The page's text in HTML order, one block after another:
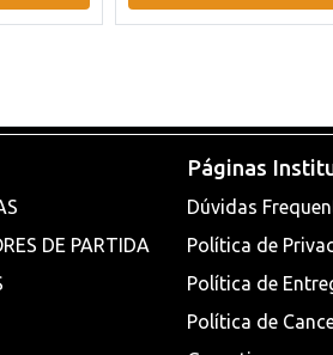
DE PARTIDA
Páginas
Dúvidas
Política de
Política de
Política de